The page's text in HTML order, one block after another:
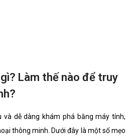
Làm thế nào để truy
dễ dàng khám phá bằng máy tính,
thông minh. Dưới đây là một số mẹo